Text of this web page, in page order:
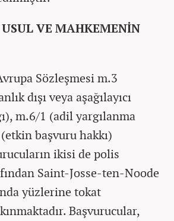
VE MAHKEMENİN
Sözleşmesi m.3
dışı veya aşağılayıcı
m.6/1 (adil yargılanma
başvuru hakkı)
ikisi de polis
Saint-Josse-ten-Noode
yüzlerine tokat
Başvurucular,